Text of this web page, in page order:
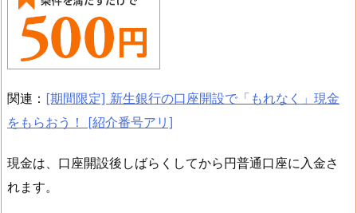
関連： [期間限定] 新生銀行の口座開設で「もれなく」現金
をもらおう！ [紹介番号アリ]
現金は、口座開設後しばらくしてから円普通口座に入金さ
れます。